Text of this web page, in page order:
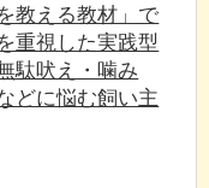
教える教材」で
重視した実践型
駄吠え・噛み
どに悩む飼い主